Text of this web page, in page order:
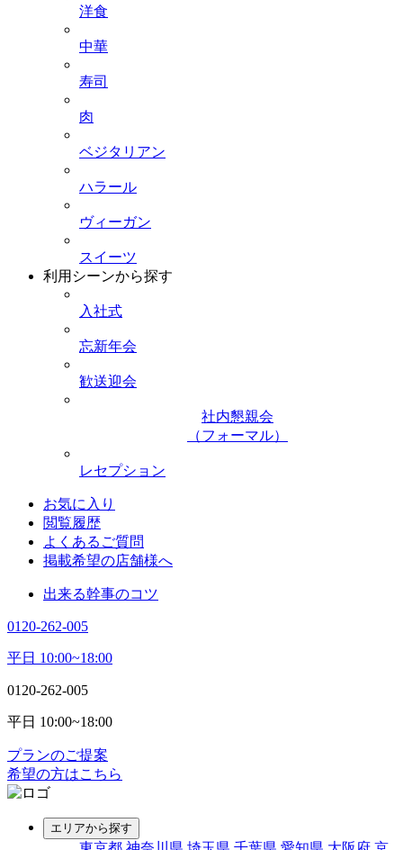
洋食
中華
寿司
肉
ベジタリアン
ハラール
ヴィーガン
スイーツ
利用シーンから探す
入社式
忘新年会
歓送迎会
社内懇親会
（フォーマル）
レセプション
お気に入り
閲覧履歴
よくあるご質問
掲載希望の店舗様へ
出来る幹事のコツ
0120-262-005
平日 10:00~18:00
0120-262-005
平日 10:00~18:00
プランのご提案
希望の方はこちら
エリアから探す